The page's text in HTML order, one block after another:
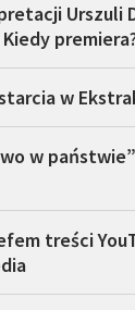
Urszuli
w
w
treści